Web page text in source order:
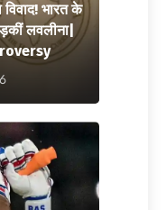
भारत के
लवलीना|